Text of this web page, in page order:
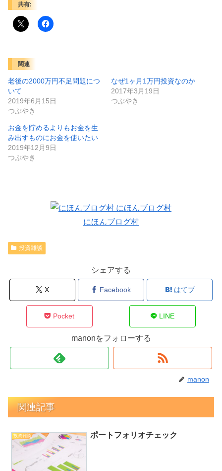
共有:
関連
老後の2000万円不足問題につ
いて
2019年6月15日
つぶやき
なぜ1ヶ月1万円投資なのか
2017年3月19日
つぶやき
お金を貯めるよりもお金を生
み出すものにお金を使いたい
2019年12月9日
つぶやき
にほんブログ村
投資雑談
シェアする
X Facebook はてブ
Pocket LINE
manonをフォローする
manon
関連記事
投資雑談 ポートフォリオチェック